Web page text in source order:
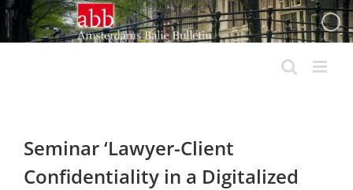
Ga
naar
inhoud
Seminar ‘Lawyer-Client
Confidentiality in a Digitalized